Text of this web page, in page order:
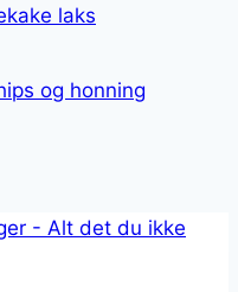
laks
og honning